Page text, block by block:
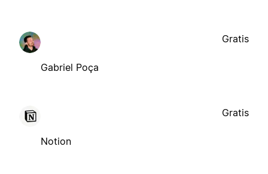
Gabriel Poça
Gratis
Notion
Gratis